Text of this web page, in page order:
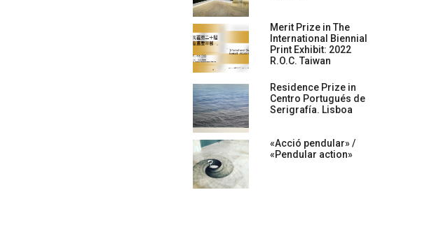
Merit Prize in The
International Biennial
Print Exhibit: 2022
R.O.C. Taiwan
Residence Prize in
Centro Portugués de
Serigrafía. Lisboa
«Acció pendular» /
«Pendular action»